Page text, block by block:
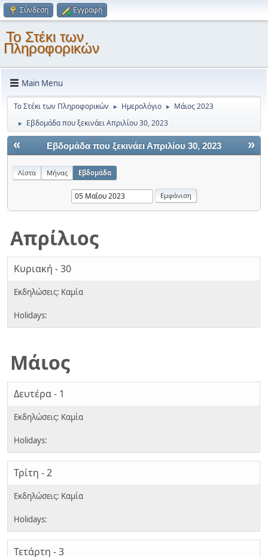
Σύνδεση Εγγραφή
Το Στέκι των
Πληροφορικών
Main Menu
Το Στέκι των Πληροφορικών ► Ημερολόγιο ► Μάιος 2023
► Εβδομάδα που ξεκινάει Απριλίου 30, 2023
« »
Εβδομάδα που ξεκινάει Απριλίου 30, 2023
Λίστα Μήνας Εβδομάδα
Απρίλιος
Κυριακή - 30
Μάιος
Δευτέρα - 1
Τρίτη - 2
Τετάρτη - 3